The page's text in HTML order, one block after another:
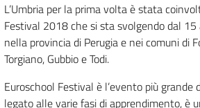
L’Umbria per la prima volta è stata
Festival 2018 che si sta svolgendo dal
nella provincia di Perugia e nei comuni di
Torgiano, Gubbio e Todi.
Euroschool Festival è l’evento più grande
legato alle varie fasi di apprendimento, è